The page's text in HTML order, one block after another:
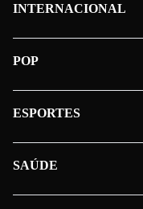
INTERNACIONAL
POP
ESPORTES
SAÚDE